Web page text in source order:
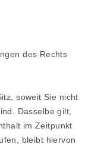
des Rechts
soweit Sie nicht
Dasselbe gilt,
im Zeitpunkt
bleibt hiervon